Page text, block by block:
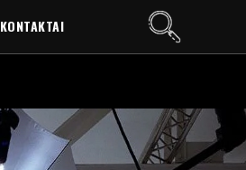
KONTAKTAI